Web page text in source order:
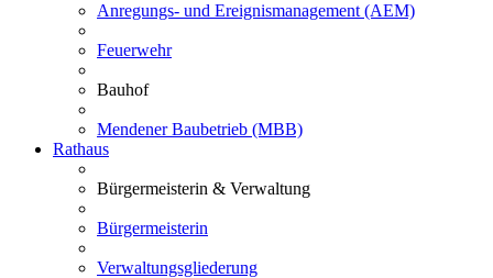
Anregungs- und Ereignismanagement (AEM)
Feuerwehr
Bauhof
Mendener Baubetrieb (MBB)
Rathaus
Bürgermeisterin & Verwaltung
Bürgermeisterin
Verwaltungsgliederung